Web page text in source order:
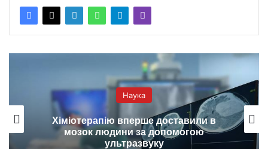
Наука
Хіміотерапію вперше доставили в
мозок людини за допомогою
ультразвуку